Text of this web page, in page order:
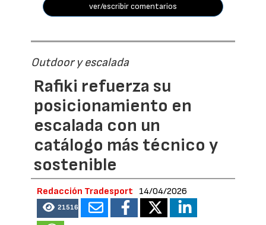
ver/escribir comentarios
Outdoor y escalada
Rafiki refuerza su
posicionamiento en
escalada con un
catálogo más técnico y
sostenible
Redacción Tradesport 14/04/2026
21516